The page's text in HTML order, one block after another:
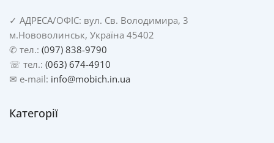
✓ АДРЕСА/ОФІС: вул. Св. Володимира, 3
м.Нововолинськ, Україна 45402
✆ тел.: (097) 838-9790
☏ тел.: (063) 674-4910
✉ e-mail: info@mobich.in.ua
Категорії